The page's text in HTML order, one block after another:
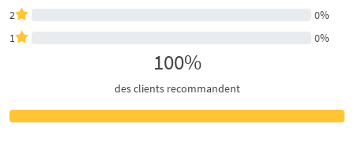
2
0%
1
0%
100%
des clients recommandent